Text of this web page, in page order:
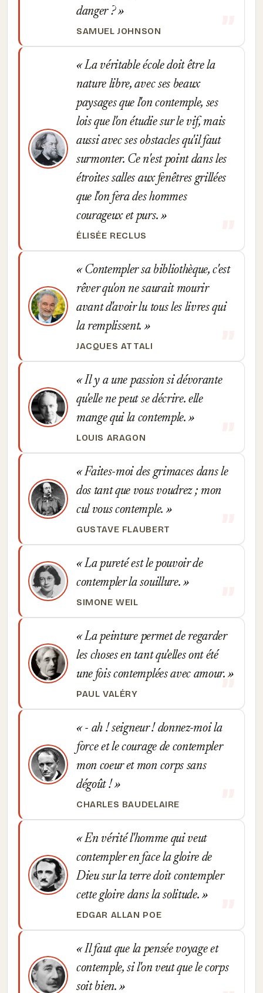
danger ?
SAMUEL JOHNSON
La véritable école doit être la
nature libre, avec ses beaux
paysages que l'on contemple, ses
lois que l'on étudie sur le vif, mais
aussi avec ses obstacles qu'il faut
surmonter. Ce n'est point dans les
étroites salles aux fenêtres grillées
que l'on fera des hommes
courageux et purs.
ÉLISÉE RECLUS
Contempler sa bibliothèque, c'est
rêver qu'on ne saurait mourir
avant d'avoir lu tous les livres qui
la remplissent.
JACQUES ATTALI
Il y a une passion si dévorante
qu'elle ne peut se décrire. elle
mange qui la contemple.
LOUIS ARAGON
Faites-moi des grimaces dans le
dos tant que vous voudrez ; mon
cul vous contemple.
GUSTAVE FLAUBERT
La pureté est le pouvoir de
contempler la souillure.
SIMONE WEIL
La peinture permet de regarder
les choses en tant qu'elles ont été
une fois contemplées avec amour.
PAUL VALÉRY
- ah ! seigneur ! donnez-moi la
force et le courage de contempler
mon coeur et mon corps sans
dégoût !
CHARLES BAUDELAIRE
En vérité l'homme qui veut
contempler en face la gloire de
Dieu sur la terre doit contempler
cette gloire dans la solitude.
EDGAR ALLAN POE
Il faut que la pensée voyage et
contemple, si l'on veut que le corps
soit bien.